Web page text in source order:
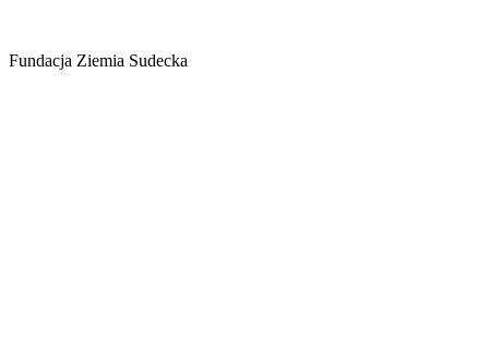
Fundacja Ziemia Sudecka